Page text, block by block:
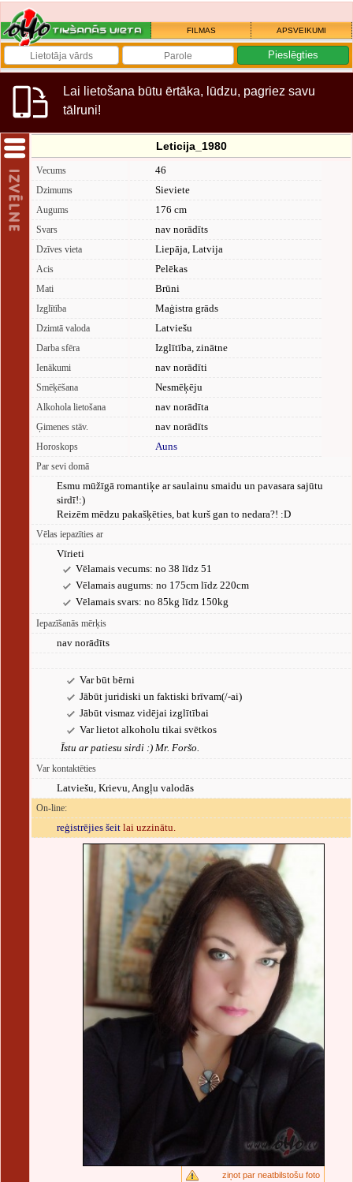
FILMAS APSVEIKUMI
Lai lietošana būtu ērtāka, lūdzu, pagriez savu
tālruni!
Leticija_1980
Vecums 46
Dzimums Sieviete
Augums 176 cm
Svars nav norādīts
Dzīves vieta Liepāja, Latvija
Acis Pelēkas
Mati Brūni
Izglītība Maģistra grāds
Dzimtā valoda Latviešu
Darba sfēra Izglītība, zinātne
Ienākumi nav norādīti
Smēķēšana Nesmēķēju
Alkohola lietošana nav norādīta
Ģimenes stāv. nav norādīts
Horoskops Auns
Par sevi domā
Esmu mūžīgā romantiķe ar saulainu smaidu un pavasara sajūtu
sirdī!:)
Reizēm mēdzu pakašķēties, bat kurš gan to nedara?! :D
Vēlas iepazīties ar
Vīrieti
Vēlamais vecums: no 38 līdz 51
Vēlamais augums: no 175cm līdz 220cm
Vēlamais svars: no 85kg līdz 150kg
Iepazīšanās mērķis
nav norādīts
Var būt bērni
Jābūt juridiski un faktiski brīvam(/-ai)
Jābūt vismaz vidējai izglītībai
Var lietot alkoholu tikai svētkos
Īstu ar patiesu sirdi :) Mr. Foršo.
Var kontaktēties
Latviešu, Krievu, Angļu valodās
On-line:
reģistrējies šeit lai uzzinātu.
ziņot par neatbilstošu foto